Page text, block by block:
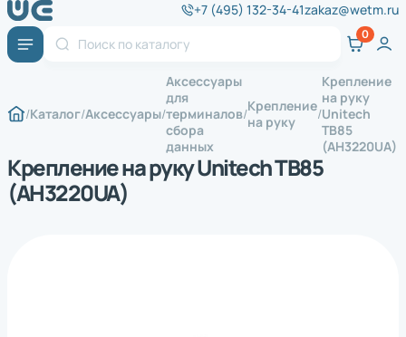
+7 (495) 132-34-41zakaz@wetm.ru
Каталог Аксессуары
Аксессуары
для
терминалов
сбора
данных
Крепление
на руку
Крепление
на руку
Unitech
TB85
(AH3220UA)
Крепление на руку Unitech TB85
(AH3220UA)